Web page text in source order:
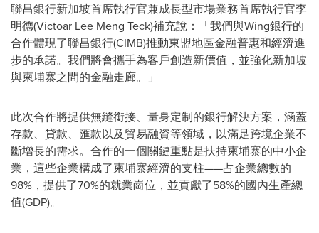
聯昌銀行新加坡首席執行官兼成長型市場業務首席執行官李
明德(Victoar Lee Meng Teck)補充說：「我們與Wing銀行的
合作體現了聯昌銀行(CIMB)推動東盟地區金融普惠和經濟進
步的承諾。我們將會攜手為客戶創造新價值，並強化新加坡
與柬埔寨之間的金融走廊。」
此次合作將提供無縫銜接、量身定制的銀行解決方案，涵蓋
存款、貸款、匯款以及貿易融資等領域，以滿足跨境企業不
斷增長的需求。合作的一個關鍵重點是扶持柬埔寨的中小企
業，這些企業構成了柬埔寨經濟的支柱——占企業總數的
98%，提供了70%的就業崗位，並貢獻了58%的國內生產總
值(GDP)。